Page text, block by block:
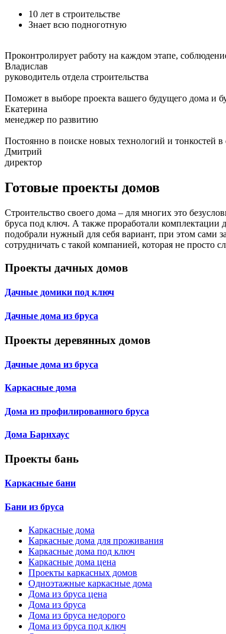
10 лет в строительстве
Знает всю подноготную
Проконтролирует работу на каждом этапе,
Владислав
руководитель отдела строительства
Поможет в выборе проекта вашего будущего дома и
Екатерина
менеджер по развитию
Постоянно в поиске новых технологий и тонкостей
Дмитрий
директор
Готовые проекты домов
Строительство своего дома – для многих это
бруса под ключ. А также проработали комплектации
подобрали нужный для себя вариант, при этом сами
сотрудничать с такой компанией, которая не
Проекты дачных домов
Дачные домики под ключ
Дачные дома из бруса
Проекты деревянных домов
Дачные дома из бруса
Каркасные дома
Дома из профилированного бруса
Дома Барнхаус
Проекты бань
Каркасные бани
Бани из бруса
Каркасные дома
Каркасные дома для проживания
Каркасные дома под ключ
Каркасные дома цена
Проекты каркасных домов
Одноэтажные каркасные дома
Дома из бруса цена
Дома из бруса
Дома из бруса недорого
Дома из бруса под ключ